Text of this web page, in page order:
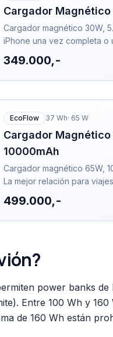
Cargador Magnético
Cargador magnético 30W,
iPhone una vez completa o
349.000,-
EcoFlow 37 Wh· 65 W
Cargador Magnético
10000mAh
Cargador magnético 65W,
La mejor relación para
499.000,-
power banks de
Entre 100 Wh y
de 160 Wh están